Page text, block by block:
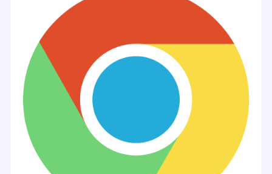
항목들을 모두 체크한 후 인터넷 사용 기록 삭제 버튼을
누르면 임시기록이 삭제됩니다.